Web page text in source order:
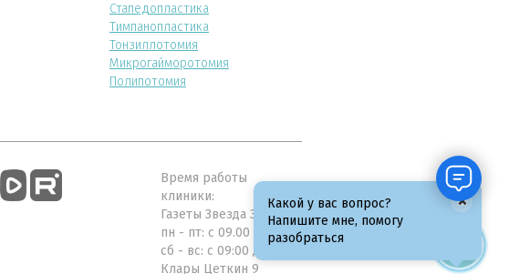
Стапедопластика
Тимпанопластика
Тонзиллотомия
Микрогайморотомия
Полипотомия
Время работы
клиники:
Газеты Звезда 31а
пн - пт: с 09.00 до 21.00
сб - вс: с 09:00 до 19:00
Клары Цеткин 9
Какой у вас вопрос?
Напишите мне, помогу
разобраться
×